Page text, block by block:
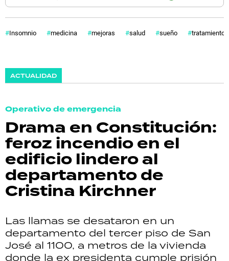
Insomnio medicina mejoras salud sueño tratamiento
ACTUALIDAD
Operativo de emergencia
Drama en Constitución:
feroz incendio en el
edificio lindero al
departamento de
Cristina Kirchner
Las llamas se desataron en un
departamento del tercer piso de San
José al 1100, a metros de la vivienda
donde la ex presidenta cumple prisión